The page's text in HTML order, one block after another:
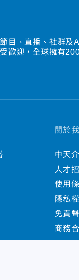
目、直播、社群及
歡迎，全球擁有
關於
中天
人才
使用
隱私
免責
商務